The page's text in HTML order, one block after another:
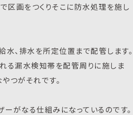
区画をつくりそこに防水処理を施し
水、排水を所定位置まで配管します。
る漏水検知帯を配管周りに施しま
つがそれです。
がなる仕組みになっているのです。